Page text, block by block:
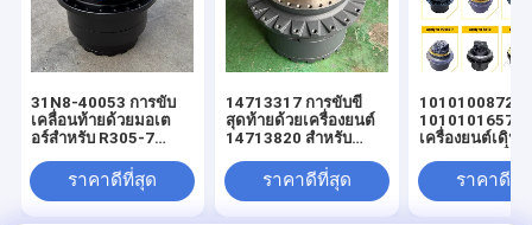
31N8-40053 การขับ
เคลื่อนท้ายด้วยมอเต
อร์สําหรับ R305-7
Excavatorราคาดีที่สุด
14713317 การขับขี่
สุดท้ายด้วยเครื่องยนต์
14713820 สําหรับ
ราคาดีที่สุด
1010100872
1010101657
เครื่องยนต์เดิน
Zoomlionราคาดีที่